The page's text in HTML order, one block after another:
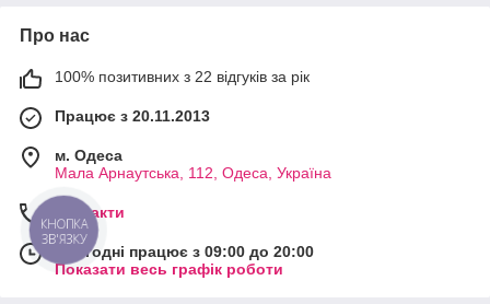
Про нас
100% позитивних з 22 відгуків за рік
Працює з 20.11.2013
м. Одеса
Мала Арнаутська, 112, Одеса, Україна
Контакти
Сьогодні працює з 09:00 до 20:00
Показати весь графік роботи
КНОПКА
ЗВ'ЯЗКУ